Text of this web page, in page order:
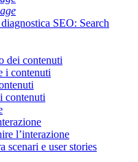
SEO: Search
dei contenuti
i contenuti
contenuti
l’interazione
scenari e user stories